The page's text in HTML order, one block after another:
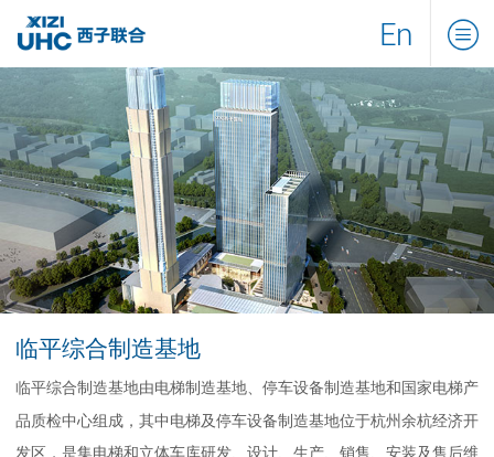
En
临平综合制造基地
临平综合制造基地由电梯制造基地、停车设备制造基地和国家电梯产
品质检中心组成，其中电梯及停车设备制造基地位于杭州余杭经济开
发区，是集电梯和立体车库研发、设计、生产、销售、安装及售后维